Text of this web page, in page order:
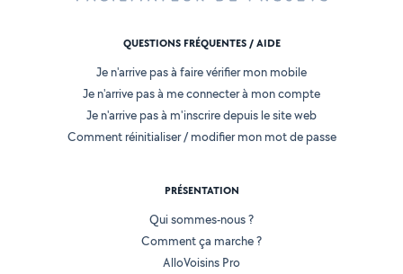
QUESTIONS FRÉQUENTES / AIDE
Je n'arrive pas à faire vérifier mon mobile
Je n'arrive pas à me connecter à mon compte
Je n'arrive pas à m'inscrire depuis le site web
Comment réinitialiser / modifier mon mot de passe
PRÉSENTATION
Qui sommes-nous ?
Comment ça marche ?
AlloVoisins Pro